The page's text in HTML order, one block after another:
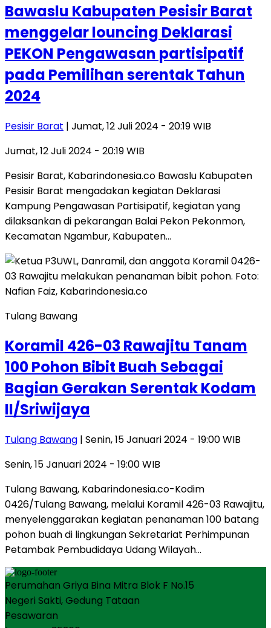
Bawaslu Kabupaten Pesisir Barat
menggelar louncing Deklarasi
PEKON Pengawasan partisipatif
pada Pemilihan serentak Tahun
2024
Pesisir Barat | Jumat, 12 Juli 2024 - 20:19 WIB
Jumat, 12 Juli 2024 - 20:19 WIB
Pesisir Barat, Kabarindonesia.co Bawaslu Kabupaten
Pesisir Barat mengadakan kegiatan Deklarasi
Kampung Pengawasan Partisipatif, kegiatan yang
dilaksankan di pekarangan Balai Pekon Pekonmon,
Kecamatan Ngambur, Kabupaten…
Tulang Bawang
Koramil 426-03 Rawajitu Tanam
100 Pohon Bibit Buah Sebagai
Bagian Gerakan Serentak Kodam
II/Sriwijaya
Tulang Bawang | Senin, 15 Januari 2024 - 19:00 WIB
Senin, 15 Januari 2024 - 19:00 WIB
Tulang Bawang, Kabarindonesia.co-Kodim
0426/Tulang Bawang, melalui Koramil 426-03 Rawajitu,
menyelenggarakan kegiatan penanaman 100 batang
pohon buah di lingkungan Sekretariat Perhimpunan
Petambak Pembudidaya Udang Wilayah…
Perumahan Griya Bina Mitra Blok F No.15
Negeri Sakti, Gedung Tataan
Pesawaran